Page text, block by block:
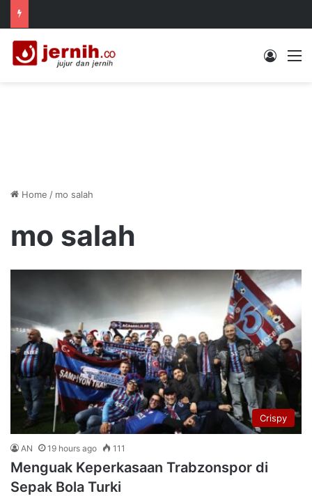
Log In
Home / mo salah
mo salah
Crispy
AN 19 hours ago 111
Menguak Keperkasaan Trabzonspor di
Sepak Bola Turki